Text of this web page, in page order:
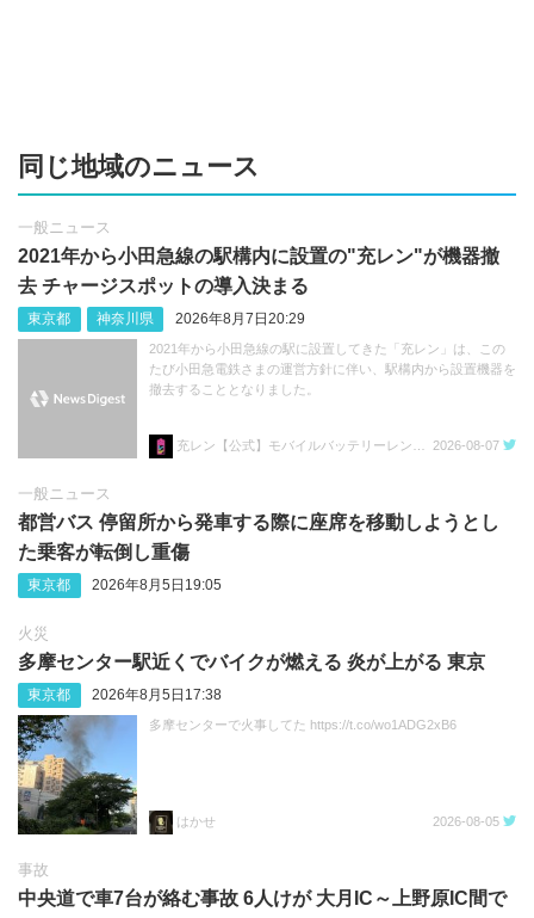
同じ地域のニュース
一般ニュース
2021年から小田急線の駅構内に設置の"充レン"が機器撤
去 チャージスポットの導入決まる
東京都 神奈川県 2026年8月7日20:29
2021年から小田急線の駅に設置してきた「充レン」は、この
たび小田急電鉄さまの運営方針に伴い、駅構内から設置機器を
撤去することとなりました。
2026-08-07
一般ニュース
都営バス 停留所から発車する際に座席を移動しようとし
た乗客が転倒し重傷
東京都 2026年8月5日19:05
火災
多摩センター駅近くでバイクが燃える 炎が上がる 東京
東京都 2026年8月5日17:38
多摩センターで火事してた https://t.co/wo1ADG2xB6
はかせ 2026-08-05
事故
中央道で車7台が絡む事故 6人けが 大月IC～上野原IC間で